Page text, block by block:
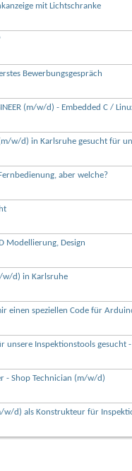
mit Lichtschranke
Bewerbungsgespräch
(m/w/d) - Embedded C /
w/d) in Karlsruhe gesucht für
aber welche?
Modellierung, Design
w/d) in Karlsruhe
einen speziellen Code für
Inspektionstools gesucht -
- Shop Technician (m/w/d)
w/d) als Konstrukteur für